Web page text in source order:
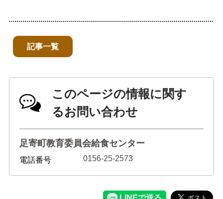
記事一覧
このページの情報に関す
るお問い合わせ
足寄町教育委員会給食センター
電話番号 0156-25-2573